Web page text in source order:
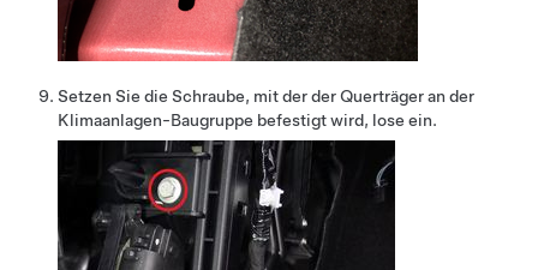
Setzen Sie die Schraube, mit der der Querträger an der
Klimaanlagen-Baugruppe befestigt wird, lose ein.